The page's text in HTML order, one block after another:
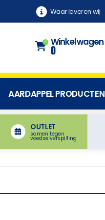
Waar leveren wij
0 Winkelwagen
0
AARDAPPEL PRODUCTEN
OUTLET
samen tegen
voedselverspilling